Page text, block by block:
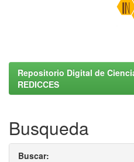
Repositorio Digital de
REDICCES
Busqueda
Buscar: